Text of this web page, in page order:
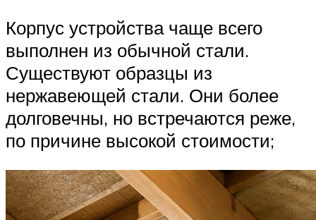
Корпус устройства чаще всего
выполнен из обычной стали.
Существуют образцы из
нержавеющей стали. Они более
долговечны, но встречаются реже,
по причине высокой стоимости;